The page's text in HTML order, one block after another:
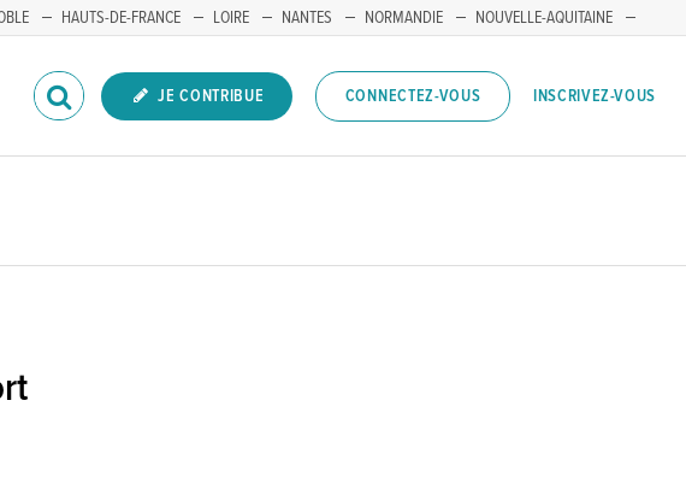
HAUTS-DE-FRANCE LOIRE NANTES NORMANDIE
NOUVELLE-AQUITAINE
JE CONTRIBUE CONNECTEZ-VOUS INSCRIVEZ-VOUS